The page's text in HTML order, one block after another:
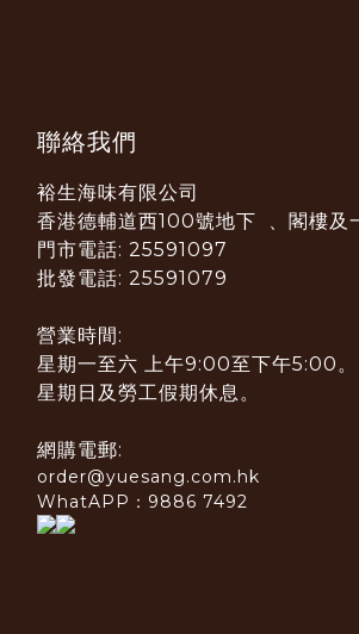
聯絡我們
裕生海味有限公司
香港德輔道西100號地下 、閣樓及
門市電話: 25591097
批發電話: 25591079
營業時間:
星期一至六 上午9:00至下午5:00。
星期日及勞工假期休息。
網購電郵:
order@yuesang.com.hk
WhatAPP：9886 7492